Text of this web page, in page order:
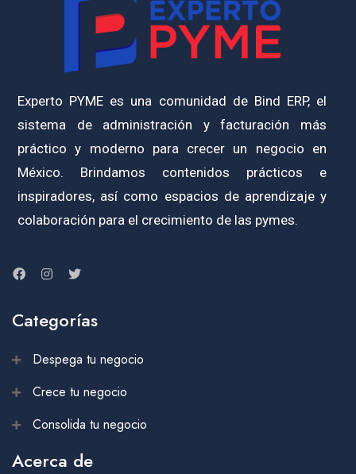
Experto PYME es una comunidad de Bind ERP, el
sistema de administración y facturación más
práctico y moderno para crecer un negocio en
México. Brindamos contenidos prácticos e
inspiradores, así como espacios de aprendizaje y
colaboración para el crecimiento de las pymes.
Categorías
Despega tu negocio
Crece tu negocio
Consolida tu negocio
Acerca de